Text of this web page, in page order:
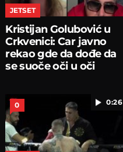
JETSET
Kristijan Golubović u
Crkvenici: Car javno
rekao gde da dođe da
se suoče oči u oči
0:26
0